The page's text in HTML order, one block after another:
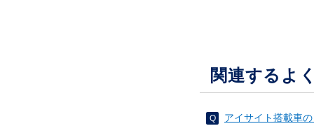
関連するよ
アイサイト搭載車